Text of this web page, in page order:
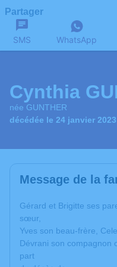
Partager
SMS WhatsApp
Cynthia
née GUNTHER
décédée le 24 janvier
Message de la
Gérard et Brigitte ses
sœur,
Yves son beau-frère,
Dévrani son compagnon
part